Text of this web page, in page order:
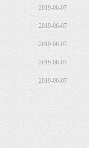
2019-06-07
2019-06-07
2019-06-07
2019-06-07
2019-06-07